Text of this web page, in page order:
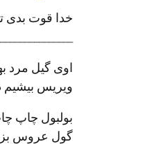
خدا قوت بدی
اوی گیل مرد
ویریس بیشیم
بولبول چاپ
گول عروس